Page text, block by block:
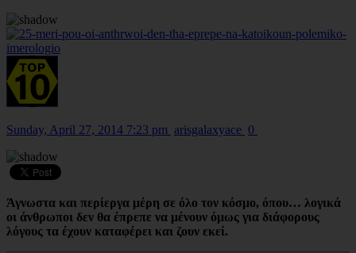
Sunday, April 27, 2014 7:23 pm arisgalaxyace 0
Άγνωστα και περίεργα μέρη σε όλο τον κόσμο, όπου… λογικά
οι άνθρωποι δεν θα έπρεπε να μένουν όμως για διάφορους
λόγους τα έχουν καταφέρει και ζουν εκεί.